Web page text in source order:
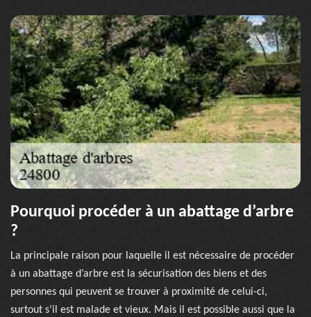
Pourquoi procéder à un abattage d’arbre
?
La principale raison pour laquelle il est nécessaire de procéder
à un abattage d’arbre est la sécurisation des biens et des
personnes qui peuvent se trouver à proximité de celui-ci,
surtout s’il est malade et vieux. Mais il est possible aussi que la